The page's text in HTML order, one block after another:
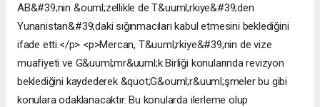
AB&#39;nin &ouml;zellikle de T&uuml;rkiye&#39;den
Yunanistan&#39;daki sığınmacıları kabul etmesini beklediğini
ifade etti.</p> <p>Mercan, T&uuml;rkiye&#39;nin de vize
muafiyeti ve G&uuml;mr&uuml;k Birliği konularında revizyon
beklediğini kaydederek &quot;G&ouml;r&uuml;şmeler bu gibi
konulara odaklanacaktır. Bu konularda ilerleme olup